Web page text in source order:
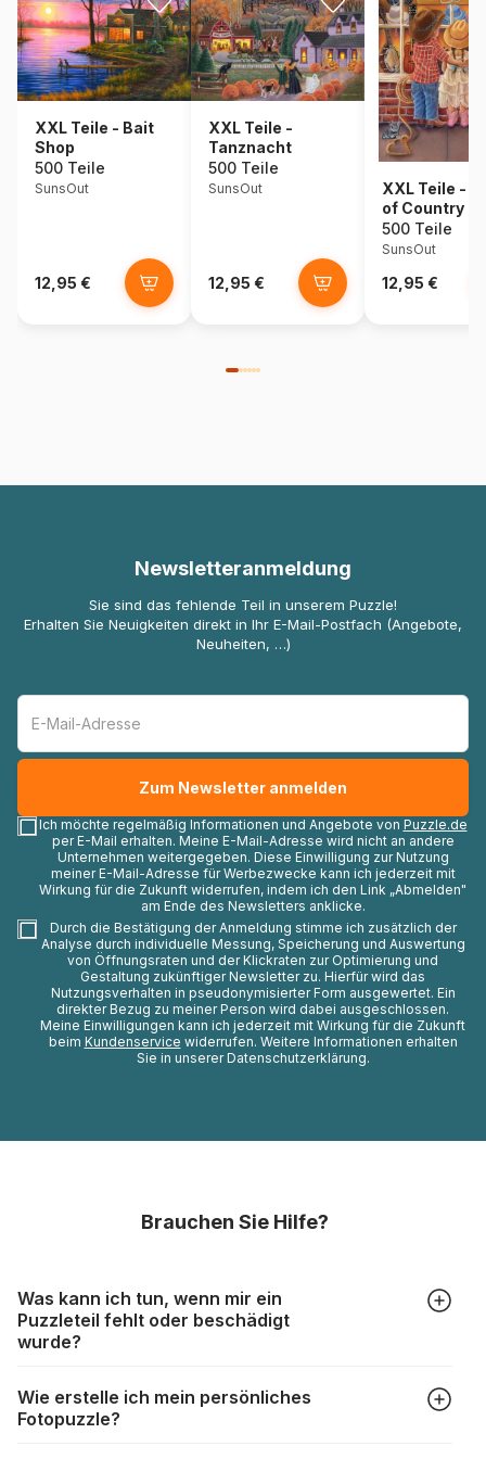
XXL Teile - Bait
Shop
500 Teile
SunsOut
12,95 €
XXL Teile -
Tanznacht
500 Teile
SunsOut
12,95 €
XXL Teile - A
of Country
500 Teile
SunsOut
12,95 €
Newsletteranmeldung
Sie sind das fehlende Teil in unserem Puzzle!
Erhalten Sie Neuigkeiten direkt in Ihr E-Mail-Postfach (Angebote,
Neuheiten, …)
Ich möchte regelmäßig Informationen und Angebote von Puzzle.de
per E-Mail erhalten. Meine E-Mail-Adresse wird nicht an andere
Unternehmen weitergegeben. Diese Einwilligung zur Nutzung
meiner E-Mail-Adresse für Werbezwecke kann ich jederzeit mit
Wirkung für die Zukunft widerrufen, indem ich den Link „Abmelden"
am Ende des Newsletters anklicke.
Durch die Bestätigung der Anmeldung stimme ich zusätzlich der
Analyse durch individuelle Messung, Speicherung und Auswertung
von Öffnungsraten und der Klickraten zur Optimierung und
Gestaltung zukünftiger Newsletter zu. Hierfür wird das
Nutzungsverhalten in pseudonymisierter Form ausgewertet. Ein
direkter Bezug zu meiner Person wird dabei ausgeschlossen.
Meine Einwilligungen kann ich jederzeit mit Wirkung für die Zukunft
beim Kundenservice widerrufen. Weitere Informationen erhalten
Sie in unserer Datenschutzerklärung.
Brauchen Sie Hilfe?
Was kann ich tun, wenn mir ein
Puzzleteil fehlt oder beschädigt
wurde?
aber trotzdem kann es vorkommen, dass Teile beschädigt
werden oder verloren gehen. Mit solchen Fällen gehen
Wie erstelle ich mein persönliches
Fotopuzzle?